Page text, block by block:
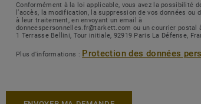
Conformément à la loi applicable, vous avez la possibilité
l’accès, la modification, la suppression de vos données ou
à leur traitement, en envoyant un email à
donneespersonnelles.fr@tarkett.com ou un courrier postal
1 Terrasse Bellini, Tour initiale, 92919 Paris La Défense,
Plus d'informations : Protection des données